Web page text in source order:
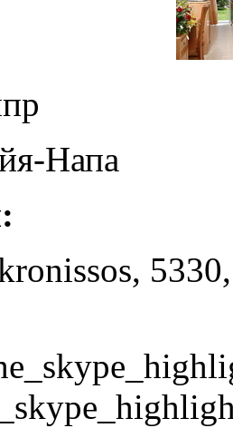
Напа